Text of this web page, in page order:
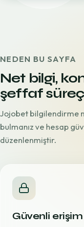
NEDEN BU SAYFA
Net bilgi,
şeffaf süreç
Jojobet bilgilendirme
bulmanız ve hesap
düzenlenmiştir.
Güvenli erişim